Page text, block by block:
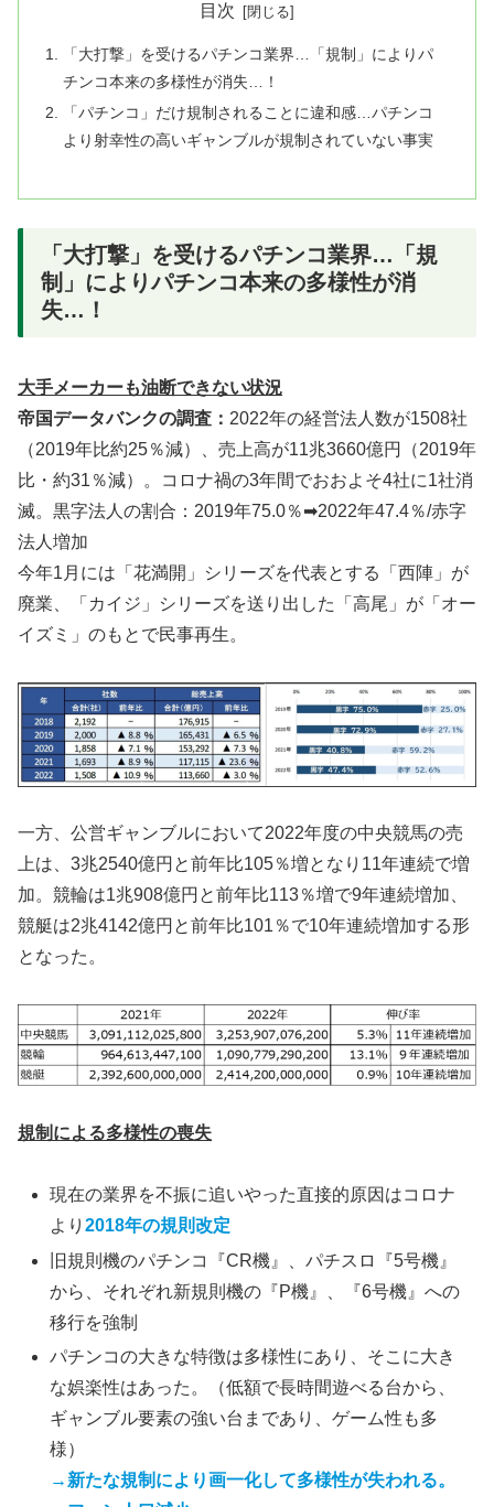
目次
「大打撃」を受けるパチンコ業界…「規制」によりパ
チンコ本来の多様性が消失…！
「パチンコ」だけ規制されることに違和感…パチンコ
より射幸性の高いギャンブルが規制されていない事実
「大打撃」を受けるパチンコ業界…「規
制」によりパチンコ本来の多様性が消
失…！
大手メーカーも油断できない状況
帝国データバンクの調査： 2022年の経営法人数が1508社
（2019年比約25％減）、売上高が11兆3660億円（2019年
比・約31％減）。コロナ禍の3年間でおおよそ4社に1社消
滅。黒字法人の割合：2019年75.0％➡2022年47.4％/赤字
法人増加
今年1月には「花満開」シリーズを代表とする「西陣」が
廃業、「カイジ」シリーズを送り出した「高尾」が「オー
イズミ」のもとで民事再生。
一方、公営ギャンブルにおいて2022年度の中央競馬の売
上は、3兆2540億円と前年比105％増となり11年連続で増
加。競輪は1兆908億円と前年比113％増で9年連続増加、
競艇は2兆4142億円と前年比101％で10年連続増加する形
となった。
規制による多様性の喪失
現在の業界を不振に追いやった直接的原因はコロナ
より2018年の規則改定
旧規則機のパチンコ『CR機』、パチスロ『5号機』
から、それぞれ新規則機の『P機』、『6号機』への
移行を強制
パチンコの大きな特徴は多様性にあり、そこに大き
な娯楽性はあった。（低額で長時間遊べる台から、
ギャンブル要素の強い台まであり、ゲーム性も多
様）
→新たな規制により画一化して多様性が失われる。